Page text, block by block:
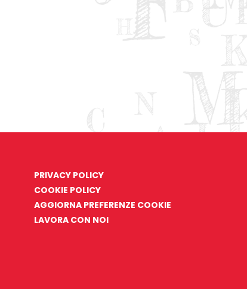
PRIVACY POLICY
COOKIE POLICY
AGGIORNA PREFERENZE COOKIE
LAVORA CON NOI